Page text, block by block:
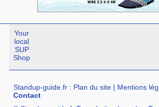
Your
local
SUP
Shop
Standup-guide.fr : Plan du site | Mentions
Contact